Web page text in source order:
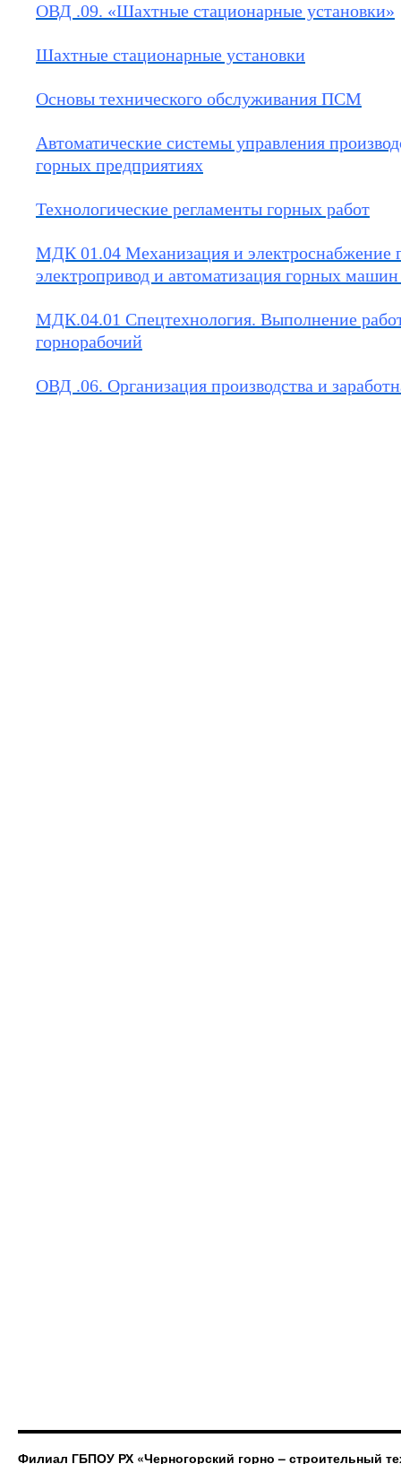
ОВД .09. «Шахтные стационарные установки»
Шахтные стационарные установки
Основы технического обслуживания ПСМ
Автоматические системы управления
горных предприятиях
Технологические регламенты горных работ
МДК 01.04 Механизация и электроснабжение
электропривод и автоматизация горных
МДК.04.01 Спецтехнология. Выполнение
горнорабочий
ОВД .06. Организация производства и
Филиал ГБПОУ РХ «Черногорский горно – строительный